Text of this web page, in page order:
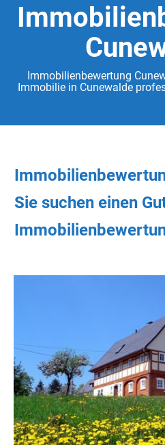
Immobilienbewertung
Immobilie in Cunewalde
Sie suchen einen